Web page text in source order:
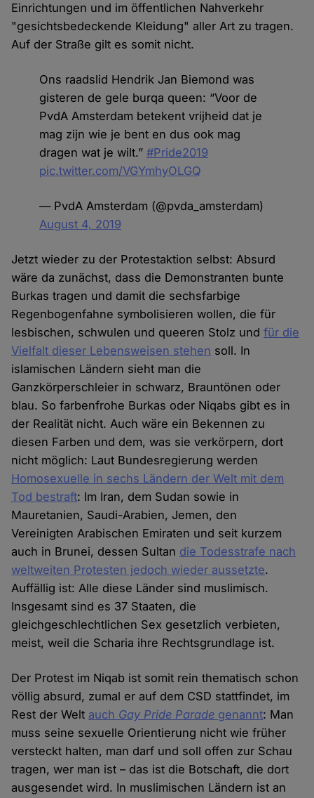
Einrichtungen und im öffentlichen Nahverkehr
"gesichtsbedeckende Kleidung" aller Art zu tragen.
Auf der Straße gilt es somit nicht.
Ons raadslid Hendrik Jan Biemond was
gisteren de gele burqa queen: “Voor de
PvdA Amsterdam betekent vrijheid dat je
mag zijn wie je bent en dus ook mag
dragen wat je wilt.”#Pride2019
pic.twitter.com/VGYmhyOLGQ
— PvdA Amsterdam (@pvda_amsterdam)
August 4, 2019
Jetzt wieder zu der Protestaktion selbst: Absurd
wäre da zunächst, dass die Demonstranten bunte
Burkas tragen und damit die sechsfarbige
Regenbogenfahne symbolisieren wollen, die für
lesbischen, schwulen und queeren Stolz undfür die
Vielfalt dieser Lebensweisen stehen soll. In
islamischen Ländern sieht man die
Ganzkörperschleier in schwarz, Brauntönen oder
blau. So farbenfrohe Burkas oder Niqabs gibt es in
der Realität nicht. Auch wäre ein Bekennen zu
diesen Farben und dem, was sie verkörpern, dort
nicht möglich: Laut Bundesregierung werden
Homosexuelle in sechs Ländern der Welt mit dem
Tod bestraft: Im Iran, dem Sudan sowie in
Mauretanien, Saudi-Arabien, Jemen, den
Vereinigten Arabischen Emiraten und seit kurzem
auch in Brunei, dessen Sultan die Todesstrafe nach
weltweiten Protesten jedoch wieder aussetzte.
Auffällig ist: Alle diese Länder sind muslimisch.
Insgesamt sind es 37 Staaten, die
gleichgeschlechtlichen Sex gesetzlich verbieten,
meist, weil die Scharia ihre Rechtsgrundlage ist.
Der Protest im Niqab ist somit rein thematisch schon
völlig absurd, zumal er auf dem CSD stattfindet, im
Rest der Welt auch Gay Pride Parade genannt: Man
muss seine sexuelle Orientierung nicht wie früher
versteckt halten, man darf und soll offen zur Schau
tragen, wer man ist – das ist die Botschaft, die dort
ausgesendet wird. In muslimischen Ländern ist an